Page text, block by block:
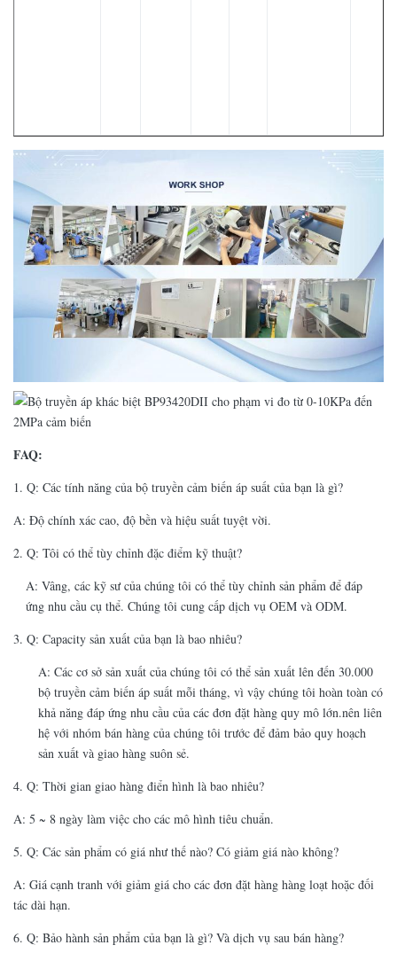
FAQ:
1. Q: Các tính năng của bộ truyền cảm biến áp suất của bạn là gì?
A: Độ chính xác cao, độ bền và hiệu suất tuyệt vời.
2. Q: Tôi có thể tùy chỉnh đặc điểm kỹ thuật?
A: Vâng, các kỹ sư của chúng tôi có thể tùy chỉnh sản phẩm để đáp
ứng nhu cầu cụ thể. Chúng tôi cung cấp dịch vụ OEM và ODM.
3. Q: Capacity sản xuất của bạn là bao nhiêu?
A: Các cơ sở sản xuất của chúng tôi có thể sản xuất lên đến 30.000
bộ truyền cảm biến áp suất mỗi tháng, vì vậy chúng tôi hoàn toàn có
khả năng đáp ứng nhu cầu của các đơn đặt hàng quy mô lớn.nên liên
hệ với nhóm bán hàng của chúng tôi trước để đảm bảo quy hoạch
sản xuất và giao hàng suôn sẻ.
4. Q: Thời gian giao hàng điển hình là bao nhiêu?
A: 5 ~ 8 ngày làm việc cho các mô hình tiêu chuẩn.
5. Q: Các sản phẩm có giá như thế nào? Có giảm giá nào không?
A: Giá cạnh tranh với giảm giá cho các đơn đặt hàng hàng loạt hoặc đối
tác dài hạn.
6. Q: Bảo hành sản phẩm của bạn là gì? Và dịch vụ sau bán hàng?